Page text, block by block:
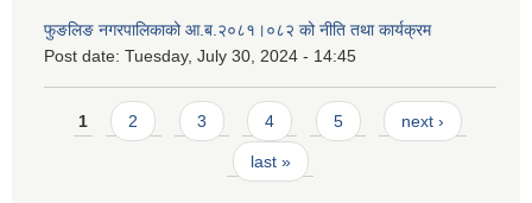
फुङलिङ नगरपालिकाको आ.ब.२०८१।०८२ को नीति तथा कार्यक्रम
Post date: Tuesday, July 30, 2024 - 14:45
Pages
1 2 3 4 5 next ›
last »